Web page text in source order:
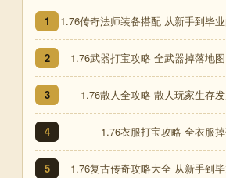
1 1.76传奇法师装备搭配 从新手到毕
2 1.76武器打宝攻略 全武器掉落地
3 1.76散人全攻略 散人玩家生存
4 1.76衣服打宝攻略 全衣服
5 1.76复古传奇攻略大全 从新手到